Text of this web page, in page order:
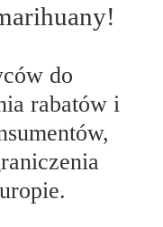
do
rabatów i